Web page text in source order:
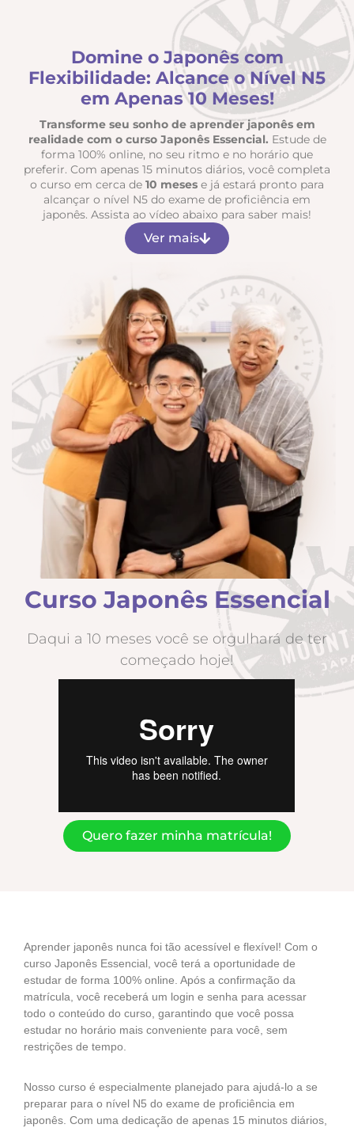
Domine o Japonês com
Flexibilidade: Alcance o Nível N5
em Apenas 10 Meses!
Transforme seu sonho de aprender japonês em
realidade com o curso Japonês Essencial. Estude de
forma 100% online, no seu ritmo e no horário que
preferir. Com apenas 15 minutos diários, você completa
o curso em cerca de 10 meses e já estará pronto para
alcançar o nível N5 do exame de proficiência em
japonês. Assista ao vídeo abaixo para saber mais!
Ver mais
Curso Japonês Essencial
Daqui a 10 meses você se orgulhará de ter
começado hoje!
Quero fazer minha matrícula!
Aprender japonês nunca foi tão acessível e flexível! Com o
curso Japonês Essencial, você terá a oportunidade de
estudar de forma 100% online. Após a confirmação da
matrícula, você receberá um login e senha para acessar
todo o conteúdo do curso, garantindo que você possa
estudar no horário mais conveniente para você, sem
restrições de tempo.
Nosso curso é especialmente planejado para ajudá-lo a se
preparar para o nível N5 do exame de proficiência em
japonês. Com uma dedicação de apenas 15 minutos diários,